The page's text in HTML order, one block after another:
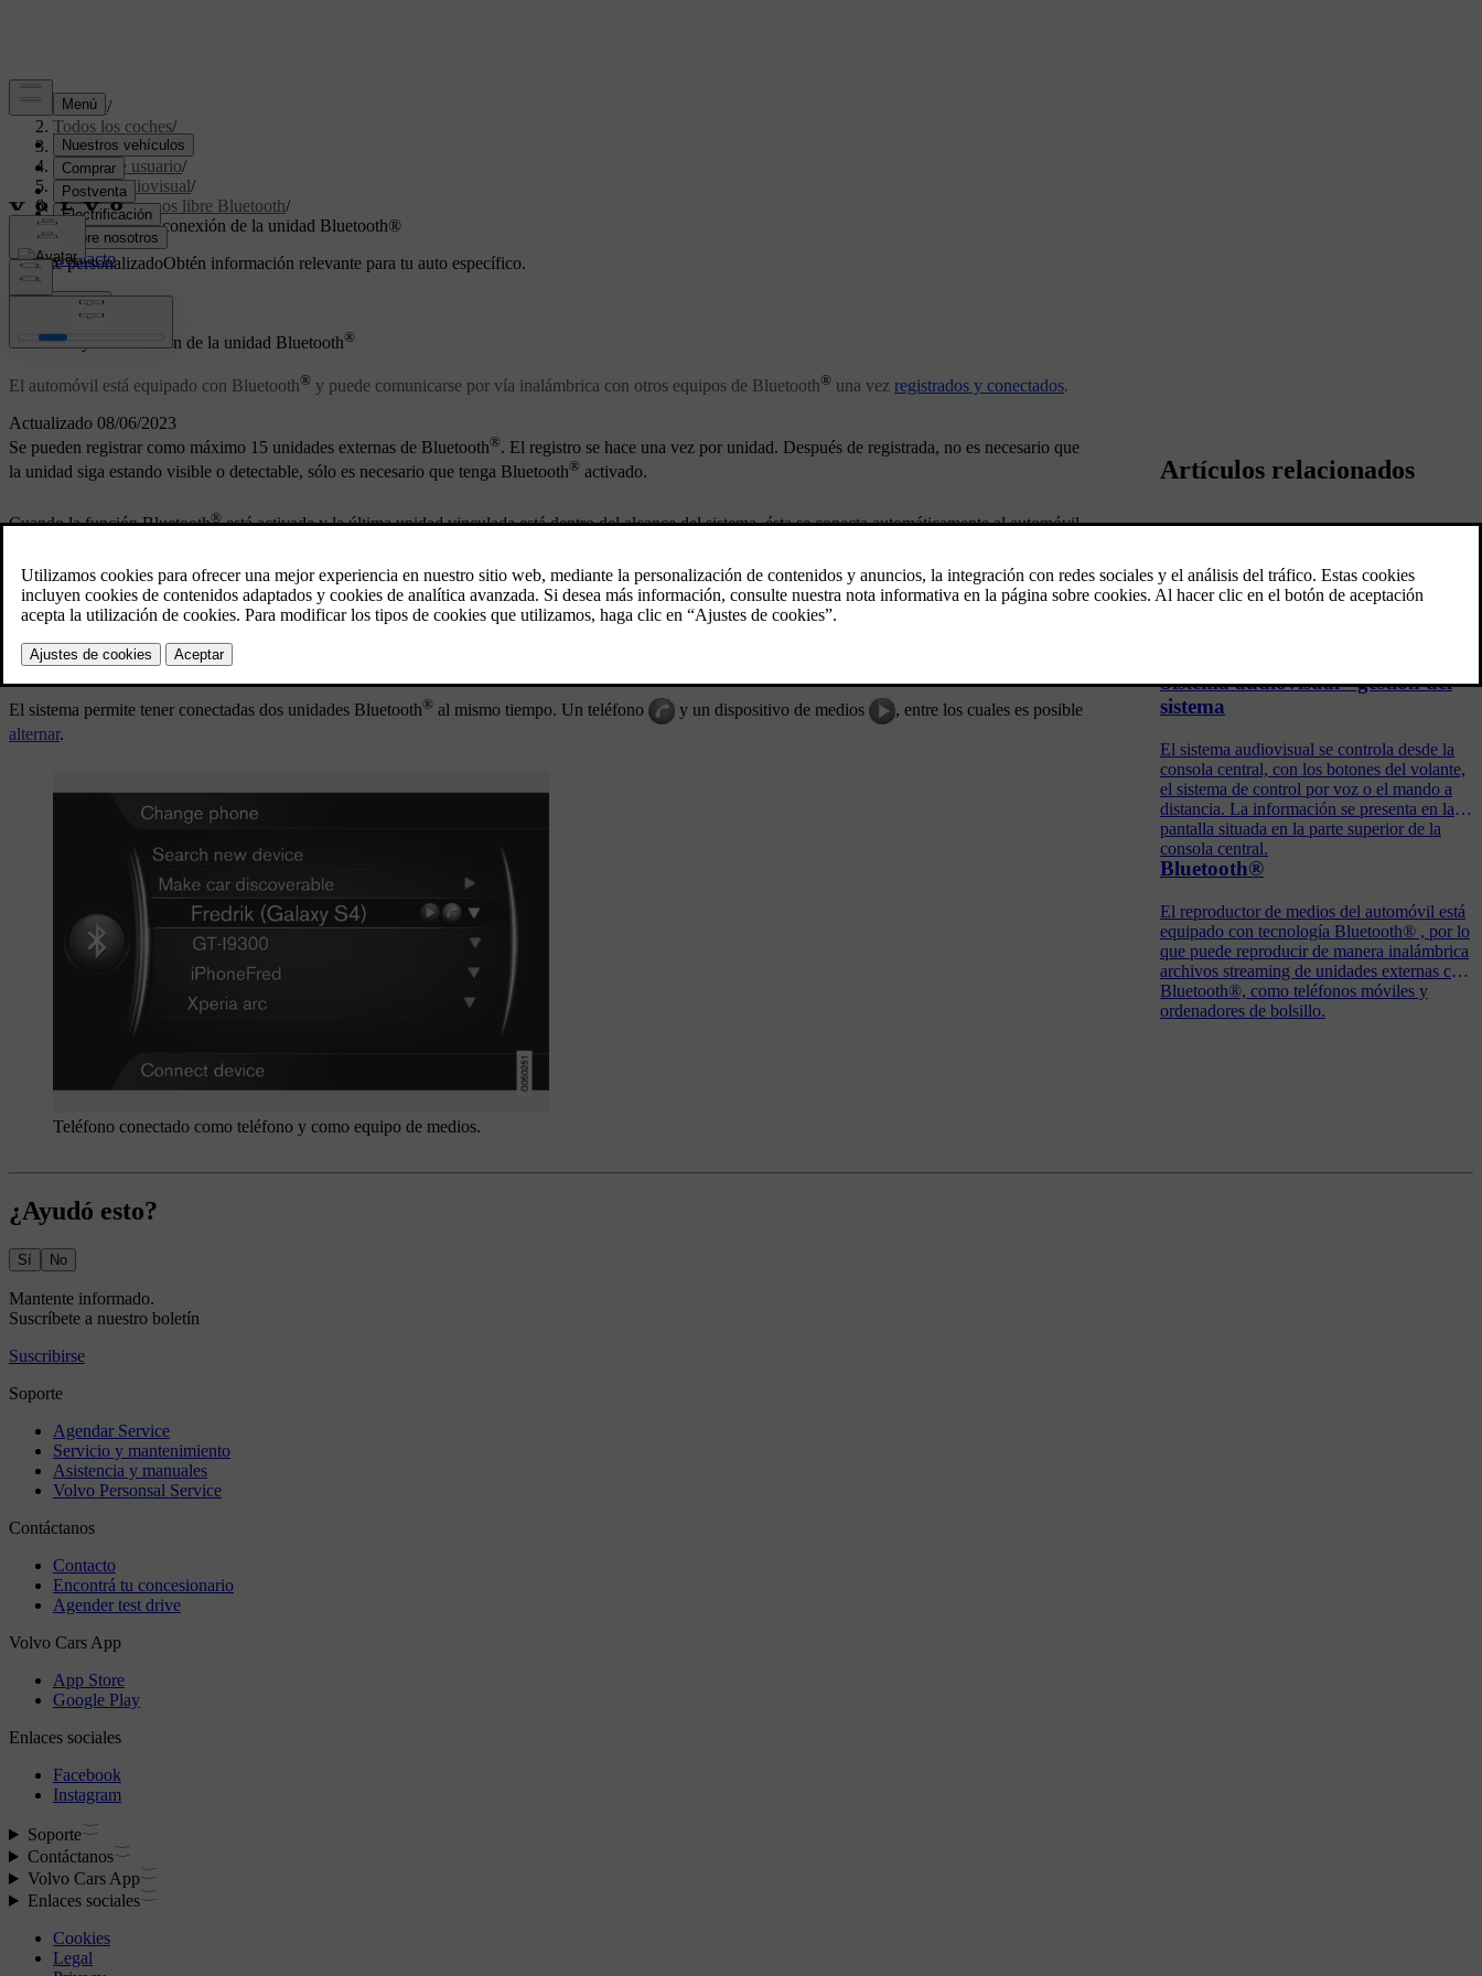
Soporte/
Todos los coches/
V70 2016 /
Manual de usuario/
Sistema audiovisual/
Teléfono manos libre Bluetooth/
Conexión y desconexión de la unidad Bluetooth®
Soporte personalizadoObtén información relevante para tu auto específico.
Iniciar sesión
Actualizado 08/06/2023
Conexión y desconexión de la unidad Bluetooth®
El automóvil está equipado con Bluetooth® y puede comunicarse por vía inalámbrica con otros equipos de Bluetooth® una vez registrados y conectados.
Se pueden registrar como máximo 15 unidades externas de Bluetooth®. El registro se hace una vez por unidad. Después de registrada, no es necesario que
la unidad siga estando visible o detectable, sólo es necesario que tenga Bluetooth® activado.
Cuando la función Bluetooth®está activada y la última unidad vinculada está dentro del alcance del sistema, ésta se conecta automáticamente al automóvil
Cuando la unidad Bluetooth ® está fuera del alcance del automóvil, ésta se desconecta de forma automática. Para desconectar manualmente una unidad -
desactive Bluetooth en la unidad. Si quiere desregistrar del automóvil una unidad Bluetooth
el automóvil no buscará a la unidad de forma automática.
El sistema permite tener conectadas dos unidades Bluetooth® al mismo tiempo. Un teléfono y un dispositivo de medios
, entre los cuales es posible
alternar.
Teléfono conectado como teléfono y como equipo de medios.
Artículos relacionados
Los teléfonos móviles equipados con
tecnología Bluetooth® pueden conectarse de
Sistema audiovisual - gestión del
sistema
El sistema audiovisual se controla desde la
consola central, con los botones del volante,
el sistema de control por voz o el mando a
distancia. La información se presenta en la
pantalla situada en la parte superior de la
consola central.
Bluetooth®
El reproductor de medios del automóvil está
equipado con tecnología Bluetooth® , por lo
que puede reproducir de manera inalámbrica
archivos streaming de unidades externas con
Bluetooth®, como teléfonos móviles y
ordenadores de bolsillo.
¿Ayudó esto?
Sí No